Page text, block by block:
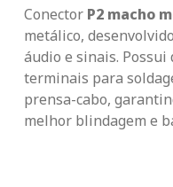
Conector P2 macho
metálico,
áudio e sinais. Possui
terminais para
prensa-cabo,
melhor blindagem e